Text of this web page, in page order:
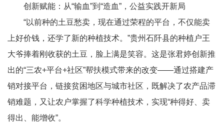
创新赋能：从“输血”到“造血”，公益实践开新局
“以前种的土豆愁卖，现在通过荣程的平台，不仅能卖
上好价钱，还学了新的种植技术。”贵州石阡县的种植户王
大爷捧着刚收获的土豆，脸上满是笑容。这是张君婷创新推
出的“三农+平台+社区”帮扶模式带来的改变——通过搭建产
销对接平台，链接贫困地区与城市社区，既解决了农产品滞
销难题，又让农户掌握了科学种植技术，实现“种得好、卖
得出、能增收”。